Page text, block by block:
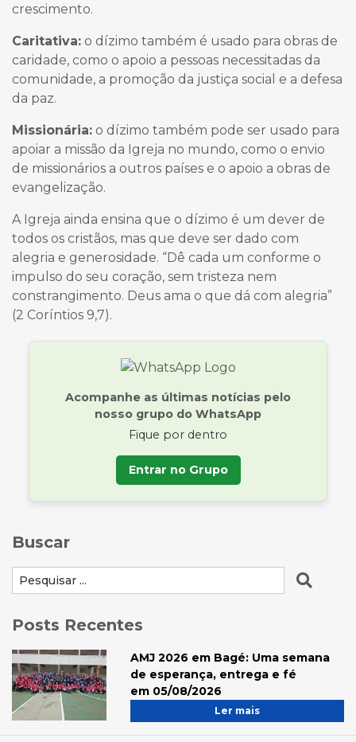
crescimento.
Caritativa: o dízimo também é usado para obras de
caridade, como o apoio a pessoas necessitadas da
comunidade, a promoção da justiça social e a defesa
da paz.
Missionária: o dízimo também pode ser usado para
apoiar a missão da Igreja no mundo, como o envio
de missionários a outros países e o apoio a obras de
evangelização.
A Igreja ainda ensina que o dízimo é um dever de
todos os cristãos, mas que deve ser dado com
alegria e generosidade. “Dê cada um conforme o
impulso do seu coração, sem tristeza nem
constrangimento. Deus ama o que dá com alegria”
(2 Coríntios 9,7).
Acompanhe as últimas notícias pelo
nosso grupo do WhatsApp
Fique por dentro
Entrar no Grupo
Buscar
Posts Recentes
AMJ 2026 em Bagé: Uma semana
de esperança, entrega e fé
em 05/08/2026
Ler mais